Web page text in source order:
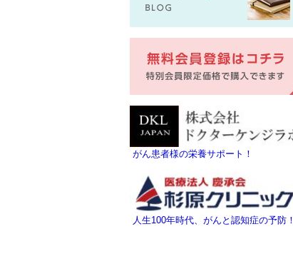
がん患者様の栄養サポート！
人生100年時代、がんと認知症の予防！